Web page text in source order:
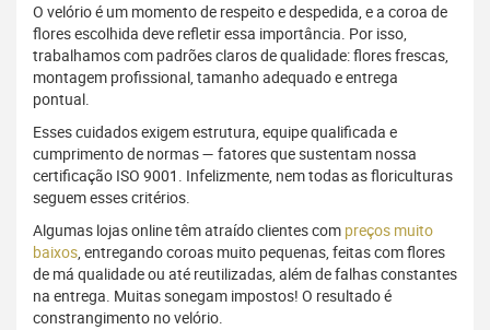
O velório é um momento de respeito e despedida, e a coroa de
flores escolhida deve refletir essa importância. Por isso,
trabalhamos com padrões claros de qualidade: flores frescas,
montagem profissional, tamanho adequado e entrega
pontual.
Esses cuidados exigem estrutura, equipe qualificada e
cumprimento de normas — fatores que sustentam nossa
certificação ISO 9001. Infelizmente, nem todas as floriculturas
seguem esses critérios.
Algumas lojas online têm atraído clientes com preços muito
baixos, entregando coroas muito pequenas, feitas com flores
de má qualidade ou até reutilizadas, além de falhas constantes
na entrega. Muitas sonegam impostos! O resultado é
constrangimento no velório.